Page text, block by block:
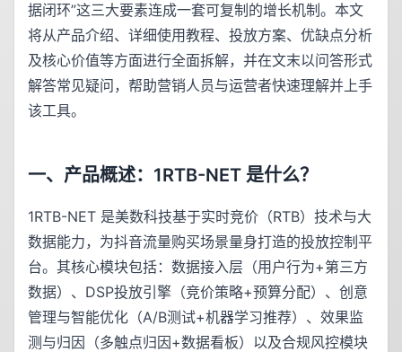
据闭环”这三大要素连成一套可复制的增长机制。本文
将从产品介绍、详细使用教程、投放方案、优缺点分析
及核心价值等方面进行全面拆解，并在文末以问答形式
解答常见疑问，帮助营销人员与运营者快速理解并上手
该工具。
一、产品概述：1RTB-NET 是什么？
1RTB-NET 是美数科技基于实时竞价（RTB）技术与大
数据能力，为抖音流量购买场景量身打造的投放控制平
台。其核心模块包括：数据接入层（用户行为+第三方
数据）、DSP投放引擎（竞价策略+预算分配）、创意
管理与智能优化（A/B测试+机器学习推荐）、效果监
测与归因（多触点归因+数据看板）以及合规风控模块